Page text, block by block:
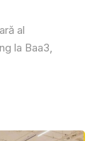
al
la Baa3,